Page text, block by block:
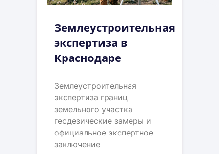
Землеустроительная
экспертиза в
Краснодаре
Землеустроительная
экспертиза границ
земельного участка
геодезические замеры и
официальное экспертное
заключение